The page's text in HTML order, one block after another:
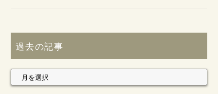
過去の記事